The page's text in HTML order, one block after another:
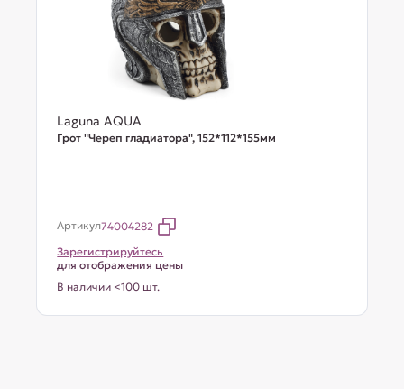
Laguna AQUA
Грот "Череп гладиатора", 152*112*155мм
Артикул74004282
Зарегистрируйтесь
для отображения цены
В наличии <100 шт.